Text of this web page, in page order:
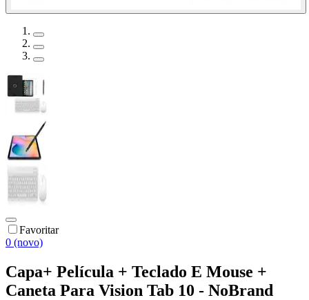
Favoritar
0 (novo)
Capa+ Película + Teclado E Mouse +
Caneta Para Vision Tab 10 - NoBrand